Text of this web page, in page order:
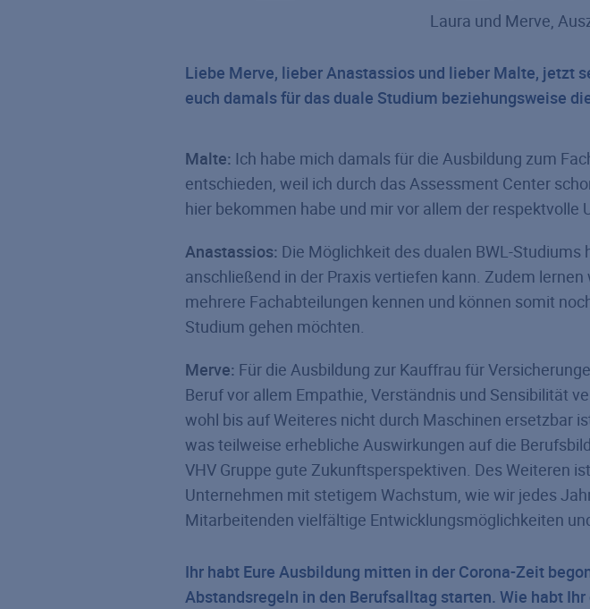
Laura und Merve,
Liebe Merve, lieber Anastassios und lieber Malte, jetzt
euch damals für das duale Studium beziehungsweise
Malte: Ich habe mich damals für die Ausbildung zum
entschieden, weil ich durch das Assessment Center
hier bekommen habe und mir vor allem der
Anastassios: Die Möglichkeit des dualen BWL-
anschließend in der Praxis vertiefen kann. Zudem
mehrere Fachabteilungen kennen und können somit
Studium gehen möchten.
Merve: Für die Ausbildung zur Kauffrau für
Beruf vor allem Empathie, Verständnis und Sensibilität
wohl bis auf Weiteres nicht durch Maschinen ersetzbar
was teilweise erhebliche Auswirkungen auf die
VHV Gruppe gute Zukunftsperspektiven. Des Weiteren
Unternehmen mit stetigem Wachstum, wie wir jedes
Mitarbeitenden vielfältige Entwicklungsmöglichkeiten
Ihr habt Eure Ausbildung mitten in der Corona-Zeit
Abstandsregeln in den Berufsalltag starten. Wie habt